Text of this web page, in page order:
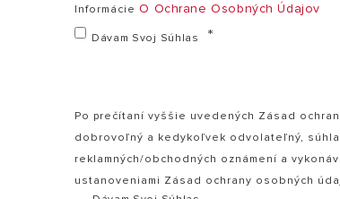
Vyhlásenie o zhode uistenia - KOTLE PLYN do 35 kW
InformácieO Ochrane Osobných Údajov
Dávam Svoj Súhlas
Po prečítaní vyššie uvedených Zásad
dobrovoľný a kedykoľvek odvolateľný,
reklamných/obchodných oznámení a
ustanoveniami Zásad ochrany osobných